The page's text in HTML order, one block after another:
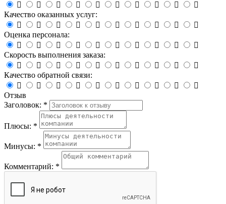

       

Качество оказанных услуг:

       

Оценка персонала:

       

Скорость выполнения заказа:

       

Качество обратной связи:

       

Отзыв
Заголовок: *
Плюсы: *
Минусы: *
Комментарий: *